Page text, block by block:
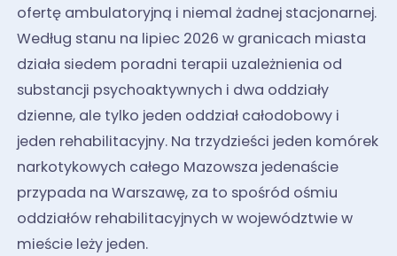
ofertę ambulatoryjną i niemal żadnej stacjonarnej.
Według stanu na lipiec 2026 w granicach miasta
działa siedem poradni terapii uzależnienia od
substancji psychoaktywnych i dwa oddziały
dzienne, ale tylko jeden oddział całodobowy i
jeden rehabilitacyjny. Na trzydzieści jeden komórek
narkotykowych całego Mazowsza jedenaście
przypada na Warszawę, za to spośród ośmiu
oddziałów rehabilitacyjnych w województwie w
mieście leży jeden.